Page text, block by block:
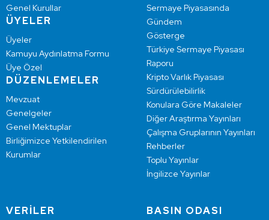
Genel Kurullar
ÜYELER
Üyeler
Kamuyu Aydınlatma Formu
Üye Özel
DÜZENLEMELER
Mevzuat
Genelgeler
Genel Mektuplar
Birliğimizce Yetkilendirilen
Kurumlar
Sermaye Piyasasında
Gündem
Gösterge
Türkiye Sermaye Piyasası
Raporu
Kripto Varlık Piyasası
Sürdürülebilirlik
Konulara Göre Makaleler
Diğer Araştırma Yayınları
Çalışma Gruplarının Yayınları
Rehberler
Toplu Yayınlar
İngilizce Yayınlar
VERİLER BASIN ODASI